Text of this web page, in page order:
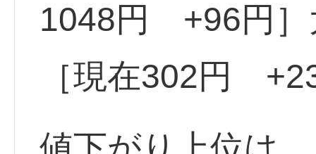
1048円 +96円
［現在302円